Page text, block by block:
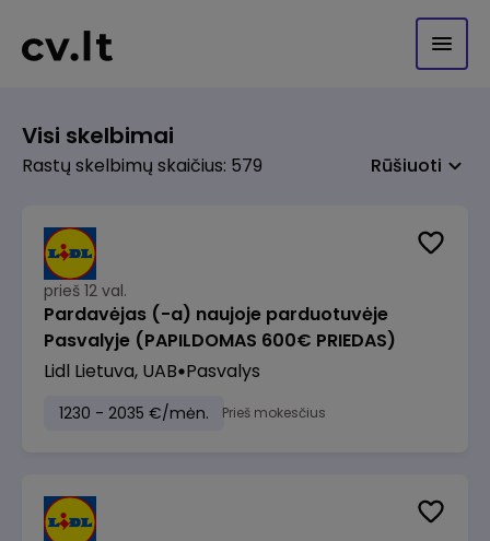
Visi skelbimai
Rastų skelbimų skaičius: 579 Rūšiuoti
prieš 12 val.
Pardavėjas (-a) naujoje parduotuvėje
Pasvalyje (PAPILDOMAS 600€ PRIEDAS)
Lidl Lietuva, UAB Pasvalys
1230 - 2035 €/mėn. Prieš mokesčius